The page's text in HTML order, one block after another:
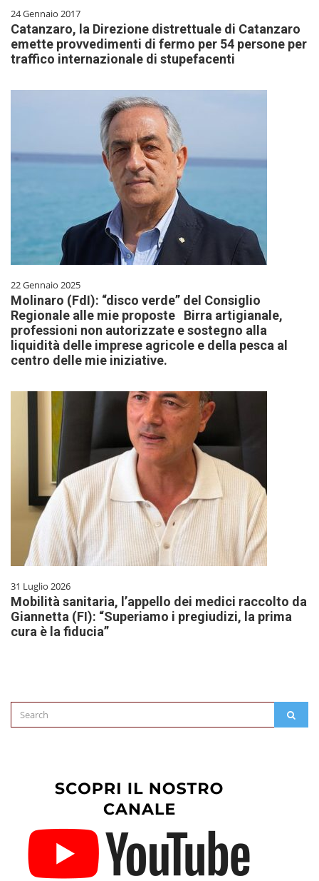
24 Gennaio 2017
Catanzaro, la Direzione distrettuale di Catanzaro
emette provvedimenti di fermo per 54 persone per
traffico internazionale di stupefacenti
22 Gennaio 2025
Molinaro (FdI): “disco verde” del Consiglio
Regionale alle mie proposte Birra artigianale,
professioni non autorizzate e sostegno alla
liquidità delle imprese agricole e della pesca al
centro delle mie iniziative.
31 Luglio 2026
Mobilità sanitaria, l’appello dei medici raccolto da
Giannetta (FI): “Superiamo i pregiudizi, la prima
cura è la fiducia”
Search
for: